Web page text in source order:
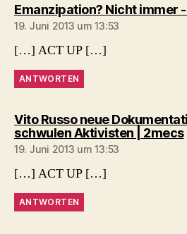
Emanzipation? Nicht immer
19. Juni 2013 um 13:53
[…] ACT UP […]
ANTWORTEN
Vito Russo neue
schwulen Aktivisten | 2mecs
19. Juni 2013 um 13:53
[…] ACT UP […]
ANTWORTEN